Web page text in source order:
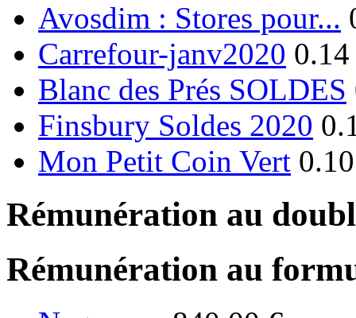
Avosdim : Stores pour...
Carrefour-janv2020
Blanc des Prés SOLDES
Finsbury Soldes 2020
Mon Petit Coin Vert
Rémunération au
Rémunération au